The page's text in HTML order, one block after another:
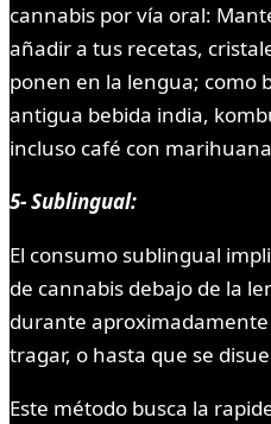
cannabis por vía oral:
añadir a tus recetas,
ponen en la lengua; como
antigua bebida india,
incluso café con
5- Sublingual:
El consumo sublingual
de cannabis debajo de la
durante
tragar, o hasta que se
Este método busca la